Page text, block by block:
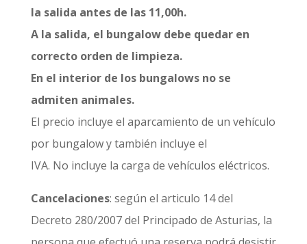
la salida antes de las 11,00h.
A la salida, el bungalow debe quedar en
correcto orden de limpieza.
En el interior de los bungalows no se
admiten animales.
El precio incluye el aparcamiento de un vehículo
por bungalow y también incluye el
IVA. No incluye la carga de vehículos eléctricos.
Cancelaciones: según el articulo 14 del
Decreto 280/2007 del Principado de Asturias, la